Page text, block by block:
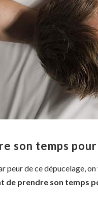
son temps
peur de ce dépucelage,
de prendre son temps